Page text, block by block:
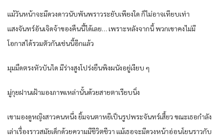
แม้วันหน้าจะมีดวงดาวนับพันพราวระยับเพียงใด ก็ไม่อาจเทียบเท่า
แสงจันทร์อันเจิดจ้าของคืนนี้ได้เลย… เพราะหลังจากนี้ พวกเขาคงไม่มี
โอกาสได้รวมตัวกันเช่นนี้อีกแล้ว
มุมมืดตรงหัวบันได มีร่างสูงโปร่งยืนพิงผนังอยู่เงียบ ๆ
มู่กุยฝานเฝ้ามองภาพเหล่านั้นด้วยสายตาเรียบนิ่ง
เขามองดูหญิงสาวคนหนึ่ง ยิ้มจนตาหยีเป็นรูปพระจันทร์เสี้ยว ขณะเธอกำลัง
เล่าเรื่องราวสมัยเด็กด้วยความมีชีวิตชีวา แม้เธอจะมีดวงหน้าอ่อนโยนราวกับ